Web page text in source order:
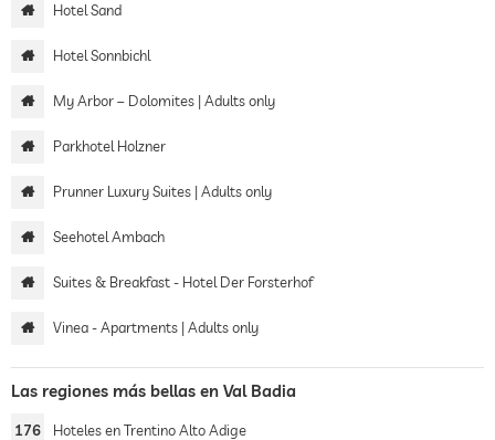
Hotel Sand
Hotel Sonnbichl
My Arbor – Dolomites | Adults only
Parkhotel Holzner
Prunner Luxury Suites | Adults only
Seehotel Ambach
Suites & Breakfast - Hotel Der Forsterhof
Vinea - Apartments | Adults only
Las regiones más bellas en Val Badia
176 Hoteles en Trentino Alto Adige